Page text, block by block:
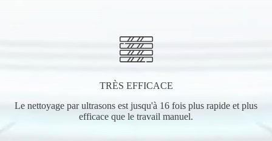
TRÈS EFFICACE
Le nettoyage par ultrasons est jusqu'à 16 fois plus rapide et plus
efficace que le travail manuel.